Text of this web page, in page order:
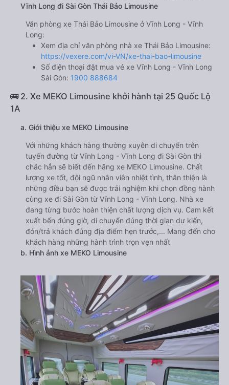
Vĩnh Long đi Sài Gòn Thái Bảo Limousine
Văn phòng xe Thái Bảo Limousine ở Vĩnh Long - Vĩnh
Long:
Xem địa chỉ văn phòng nhà xe Thái Bảo Limousine:
https://vexere.com/vi-VN/xe-thai-bao-limousine
Số điện thoại đặt mua vé xe Vĩnh Long - Vĩnh Long
Sài Gòn: 1900 888684
🚌 2. Xe MEKO Limousine khởi hành tại 25 Quốc Lộ
1A
a. Giới thiệu xe MEKO Limousine
Với những khách hàng thường xuyên di chuyển trên
tuyến đường từ Vĩnh Long - Vĩnh Long đi Sài Gòn thì
chắc hẳn sẽ biết đến hãng xe MEKO Limousine. Chất
lượng xe tốt, đội ngũ nhân viên nhiệt tình, thân thiện là
những điều bạn sẽ được trải nghiệm khi chọn đồng hành
cùng xe đi Sài Gòn từ Vĩnh Long - Vĩnh Long. Nhà xe
đang từng bước hoàn thiện chất lượng dịch vụ. Cam kết
xuất bến đúng giờ, di chuyển đúng thời gian dự kiến,
đón/trả khách đúng địa điểm hẹn trước,... Mang đến cho
khách hàng những hành trình trọn vẹn nhất
b. Hình ảnh xe MEKO Limousine